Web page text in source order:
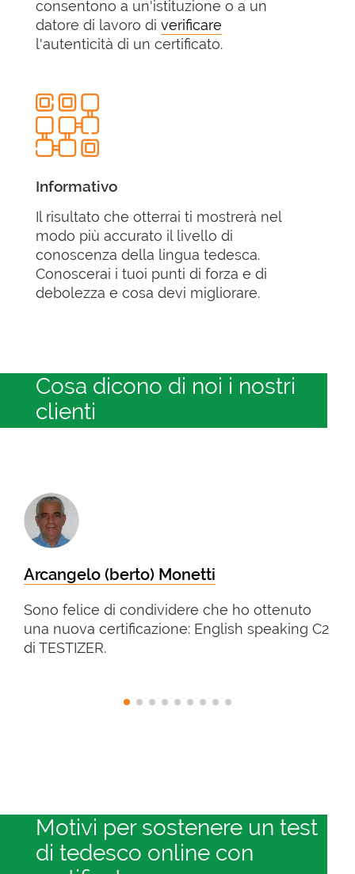
consentono a un'istituzione o a un
datore di lavoro di verificare
l'autenticità di un certificato.
Informativo
Il risultato che otterrai ti mostrerà nel
modo più accurato il livello di
conoscenza della lingua tedesca.
Conoscerai i tuoi punti di forza e di
debolezza e cosa devi migliorare.
Cosa dicono di noi i nostri
clienti
Arcangelo (berto) Monetti
Sono felice di condividere che ho ottenuto
una nuova certificazione: English speaking C2
di TESTIZER.
Motivi per sostenere un test
di tedesco online con